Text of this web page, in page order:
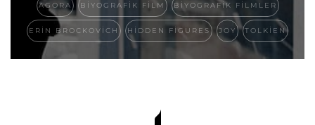
AGORA BIYOGRAFIK FILM BIYOGRAFIK FILMLER
ERIN BROCKOVICH HIDDEN FIGURES JOY TOLKIEN